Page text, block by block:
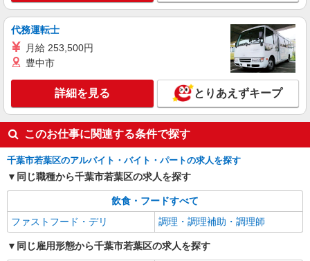
社会福祉法人 きらめき会 特別養護老人ホー
ム 若葉いこいの里 （千葉県千葉市若葉区若松町
詳細を見る
サンワフーズ株式会社
栄養士
月給25万円
ム 若葉いこいの里 （千葉県千葉市若葉区若松町
531-156）
詳細を見る
代務運転士
月給 253,500円
豊中市
詳細を見る とりあえずキープ
このお仕事に関連する条件で探す
千葉市若葉区のアルバイト・バイト・パートの求人を探す
同じ職種から千葉市若葉区の求人を探す
飲食・フードすべて
ファストフード・デリ
調理・調理補助・調理師
同じ雇用形態から千葉市若葉区の求人を探す